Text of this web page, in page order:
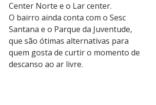
Center Norte e o Lar center.
O bairro ainda conta com o Sesc
Santana e o Parque da Juventude,
que são ótimas alternativas para
quem gosta de curtir o momento de
descanso ao ar livre.